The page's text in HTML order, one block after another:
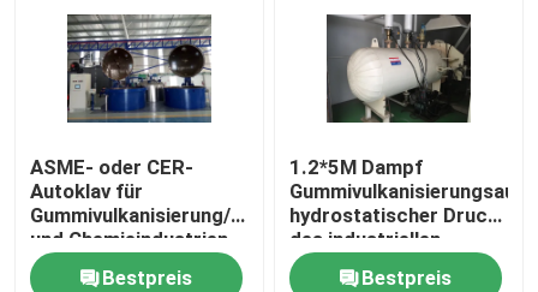
ASME- oder CER-
Autoklav für
Gummivulkanisierung/Gewebe/Kabel
und Chemieindustrien
Bestpreis
1.2*5M Dampf
hydrostatischer Druck
des industriellen
Autoklavs
Bestpreis